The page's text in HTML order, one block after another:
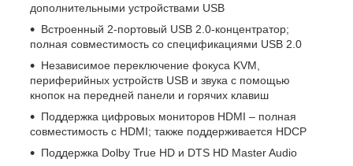
дополнительными устройствами USB
Встроенный 2-портовый USB 2.0-концентратор;
полная совместимость со спецификациями USB 2.0
Независимое переключение фокуса KVM,
периферийных устройств USB и звука с помощью
кнопок на передней панели и горячих клавиш
Поддержка цифровых мониторов HDMI – полная
совместимость с HDMI; также поддерживается HDCP
Поддержка Dolby True HD и DTS HD Master Audio